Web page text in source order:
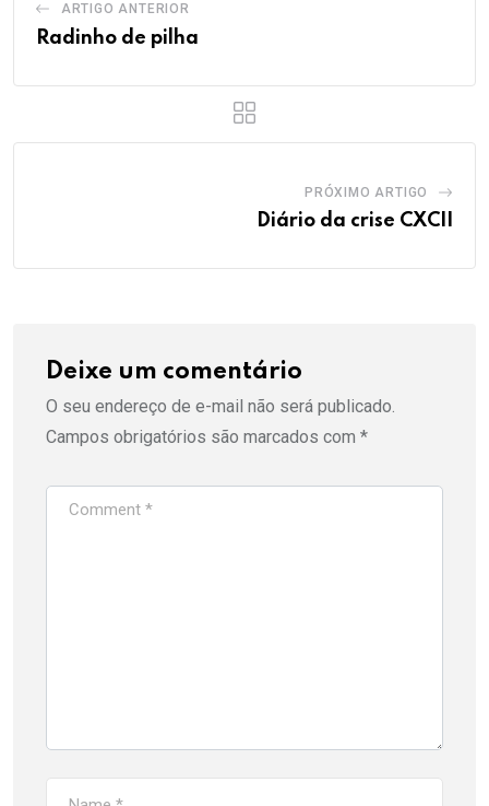
ARTIGO ANTERIOR
Radinho de pilha
PRÓXIMO ARTIGO
Diário da crise CXCII
Deixe um comentário
O seu endereço de e-mail não será publicado.
Campos obrigatórios são marcados com *